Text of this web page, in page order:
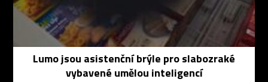
Lumo jsou asistenční brýle pro slabozraké
vybavené umělou inteligencí